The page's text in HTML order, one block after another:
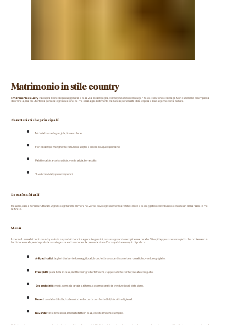
Matrimonio in stile country
matrimonio country trae ispirazione dai paesaggi rurali e dalla vita in campagna, reinterpretandoli con eleganza e attenzione ai dettagli. Non è sinonimo di semplicità
disordinata, ma di autenticità pensata: ogni selezione, dai materiali agli allestimenti, traduce la personalità della coppia e il suo legame con la natura.
Caratteristiche principali
Materiali come legno, juta, lino e cotone
Fiori di campo: margherite, ranuncoli, spighe e piccoli bouquet spontanei
Palette calde: avorio, sabbia, verde salvia, terracotta
Tavoli conviviali, spesso imperiali
Location ideali
Masserie, casali, fienili ristrutturati, vigneti e agriturismi immersi nel verde, dove ogni elemento architettonico e paesaggistico contribuisce a creare un clima rilassato ma
raffinato.
Menù
Il menù di un matrimonio country valorizza prodotti locali, stagionali e genuini, con un approccio semplice ma curato. Gli ospiti apprezzeranno piatti che richiamano la
tradizione rurale, reinterpretata con eleganza e attenzione alla presentazione. Ecco qualche esempio di portate:
Antipasti rustici: taglieri di salumi e formaggi locali, bruschette croccanti con erbe aromatiche, verdure grigliate.
Primi piatti: pasta fatta in casa, risotti con ingredienti freschi, zuppe rustiche reinterpretate con gusto.
Secondi piatti: arrosti, carni alla griglia o al forno, accompagnati da verdure locali di stagione.
Dessert: crostate di frutta, torte rustiche decorate con fiori edibili, biscotti artigianali.
Bevande: vini e birre locali, limonate fatte in casa, cocktail freschi e semplici.